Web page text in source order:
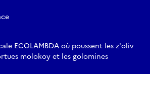
ECOLAMBDA où poussent les z'oliv
molokoy et les golomines